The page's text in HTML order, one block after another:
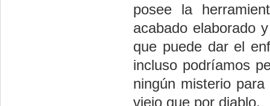
posee la
acabado elaborado
que puede dar el
incluso podríamos
ningún misterio
viejo que por diablo.